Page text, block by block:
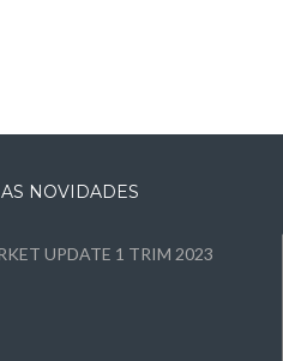
NOVIDADES
UPDATE 1 TRIM 2023